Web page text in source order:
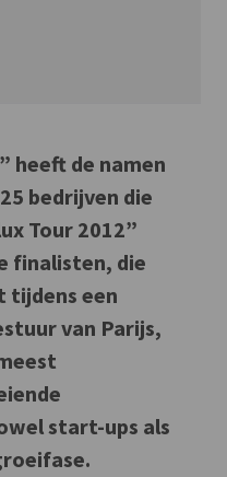
heeft de namen
bedrijven die
Tour 2012”
finalisten, die
tijdens een
van Parijs,
start-ups als